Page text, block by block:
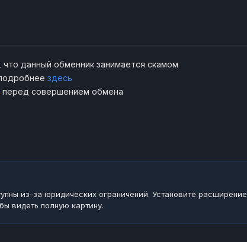
данный обменник занимается скамом
здесь
перед совершением обмена
из-за юридических ограничений. Установите расширение
видеть полную картину.